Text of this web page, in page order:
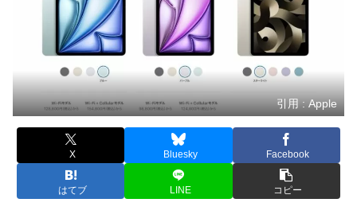
引用 : Apple
X Bluesky Facebook
はてブ LINE コピー